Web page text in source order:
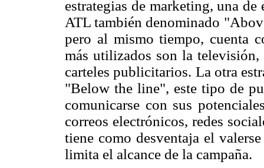
estrategias de marketing, una
ATL también denominado
pero al mismo tiempo, cuenta
más utilizados son la
carteles publicitarios. La otra
"Below the line", este tipo de
comunicarse con sus
correos electrónicos, redes
tiene como desventaja el
limita el alcance de la campaña.